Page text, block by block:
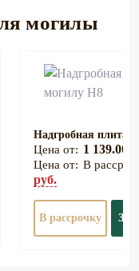
могилы
Надгробная плита
1 139.00
В
руб.
В рассрочку